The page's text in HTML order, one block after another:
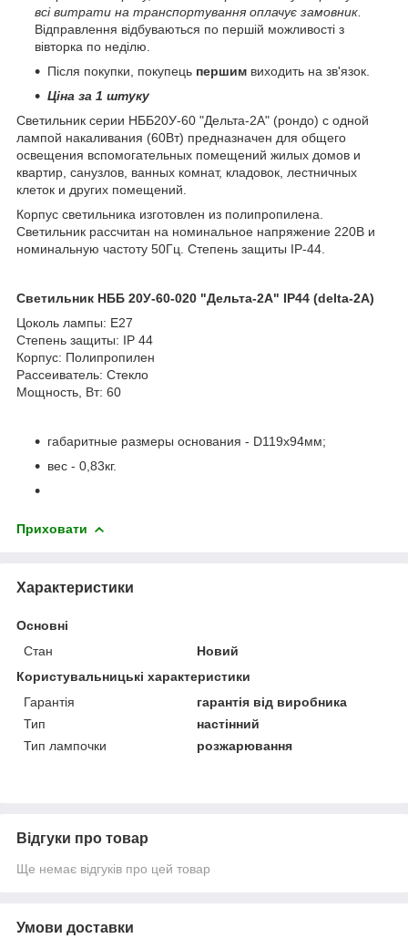
всі витрати на транспортування оплачує замовник.
Відправлення відбуваються по першій можливості з
вівторка по неділю.
Після покупки, покупець першим виходить на зв'язок.
Ціна за 1 штуку
Светильник серии НББ20У-60 "Дельта-2А" (рондо) с одной
лампой накаливания (60Вт) предназначен для общего
освещения вспомогательных помещений жилых домов и
квартир, санузлов, ванных комнат, кладовок, лестничных
клеток и других помещений.
Корпус светильника изготовлен из полипропилена.
Светильник рассчитан на номинальное напряжение 220В и
номинальную частоту 50Гц. Степень защиты IP-44.
Светильник НББ 20У-60-020 "Дельта-2A" IP44 (delta-2A)
Цоколь лампы: Е27
Степень защиты: IP 44
Корпус: Полипропилен
Рассеиватель: Стекло
Мощность, Вт: 60
габаритные размеры основания - D119х94мм;
вес - 0,83кг.
Приховати
Характеристики
Основні
Стан
Новий
Користувальницькі характеристики
Гарантія
гарантія від виробника
Тип
настінний
Тип лампочки
розжарювання
Відгуки про товар
Ще немає відгуків про цей товар
Умови доставки